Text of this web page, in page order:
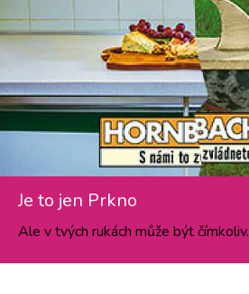
Je to jen Prkno
Ale v tvých rukách může být čímkoliv.